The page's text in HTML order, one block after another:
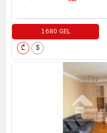
1680 GEL
₾ $